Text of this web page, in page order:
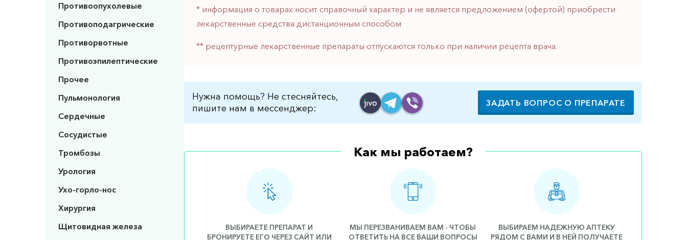
Противоопухолевые
Противоподагрические
Противорвотные
Противоэпилептические
Прочее
Пульмонология
Сердечные
Сосудистые
Тромбозы
Урология
Ухо-горло-нос
Хирургия
Щитовидная железа
* информация о товарах носит справочный характер и не является предложением (офертой) приобрести
лекарственные средства дистанционным способом
** рецептурные лекарственные препараты отпускаются только при наличии рецепта врача.
Нужна помощь? Не стесняйтесь,
пишите нам в мессенджер:
ЗАДАТЬ ВОПРОС О ПРЕПАРАТЕ
Как мы работаем?
ВЫБИРАЕТЕ ПРЕПАРАТ И
БРОНИРУЕТЕ ЕГО ЧЕРЕЗ САЙТ ИЛИ
МЫ ПЕРЕЗВАНИВАЕМ ВАМ - ЧТОБЫ
ОТВЕТИТЬ НА ВСЕ ВАШИ ВОПРОСЫ
ВЫБИРАЕМ НАДЕЖНУЮ АПТЕКУ
РЯДОМ С ВАМИ И В НЕЙ ПОЛУЧАЕТЕ